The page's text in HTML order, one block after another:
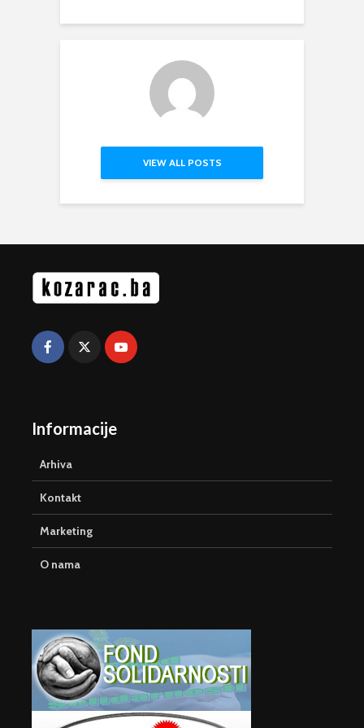
VIEW ALL POSTS
Informacije
Arhiva
Kontakt
Marketing
O nama